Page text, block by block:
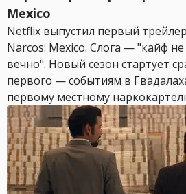
Mexico
Netflix выпустил первый
Narcos: Mexico. Слога — "кайф
вечно". Новый сезон стартует
первого — событиям в
первому местному